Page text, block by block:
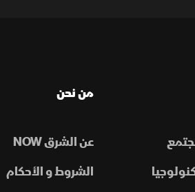
من نحن
عن الشرق NOW
الشروط و الأحكام